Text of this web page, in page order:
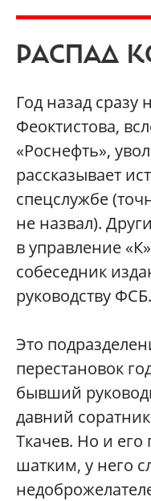
РАСПАД
Год назад
Феоктистова,
«Роснефть»,
рассказывает
спецслужбе
не назвал).
в управление
собеседник
руководству ФСБ.
Это
перестановок
бывший
давний
Ткачев. Но и его
шатким, у него